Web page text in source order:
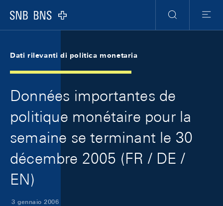
Logo
Ricerca
Menu
Dati rilevanti di politica monetaria
Données importantes de
politique monétaire pour la
semaine se terminant le 30
décembre 2005 (FR / DE /
EN)
3 gennaio 2006